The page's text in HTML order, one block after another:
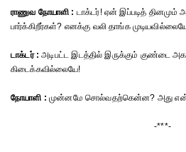
ராணுவ நோயாளி : டாக்டர்! ஏன் இப்படித் தினமும்
பார்க்கிறீர்கள்? எனக்கு வலி தாங்க
டாக்டர் : அடிபட்ட இடத்தில் இருக்கும் குண்டை
கிடைக்கவில்லையே!
நோயாளி : முன்னமே சொல்வதற்கென்ன? அது என்
-***-